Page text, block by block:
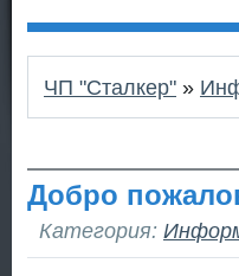
ЧП "Сталкер" »
Добро
Категория: